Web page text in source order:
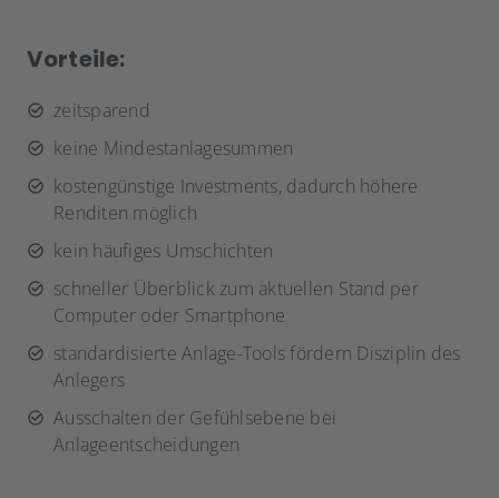
Vorteile:
zeitsparend
keine Mindestanlagesummen
kostengünstige Investments, dadurch höhere
Renditen möglich
kein häufiges Umschichten
schneller Überblick zum aktuellen Stand per
Computer oder Smartphone
standardisierte Anlage-Tools fördern Disziplin des
Anlegers
Ausschalten der Gefühlsebene bei
Anlageentscheidungen